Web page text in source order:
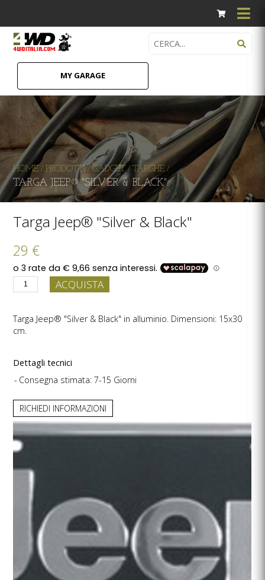
MY GARAGE
HOME /PRODOTTI /GADGET/ TARGHE /
TARGA JEEP® "SILVER & BLACK"
Targa Jeep® "Silver & Black"
29 €
ACQUISTA
Targa Jeep® "Silver & Black" in alluminio. Dimensioni: 15x30
cm.
Dettagli tecnici
Consegna stimata: 7-15 Giorni
RICHIEDI INFORMAZIONI